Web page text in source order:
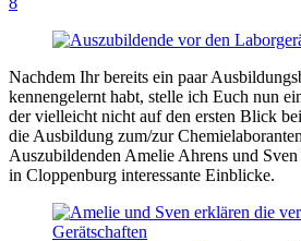
Nachdem Ihr bereits ein paar
kennengelernt habt, stelle ich Euch nun
der vielleicht nicht auf den ersten Blick
die Ausbildung zum/zur
Auszubildenden Amelie Ahrens und
in Cloppenburg interessante Einblicke.